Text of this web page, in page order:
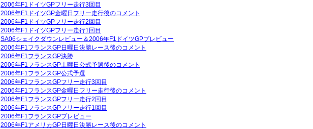
2006年F1ドイツGPフリー走行3回目
2006年F1ドイツGP金曜日フリー走行後のコメント
2006年F1ドイツGPフリー走行2回目
2006年F1ドイツGPフリー走行1回目
SA06シェイクダウンレビュー＆2006年F1ドイツGPプレビュー
2006年F1フランスGP日曜日決勝レース後のコメント
2006年F1フランスGP決勝
2006年F1フランスGP土曜日公式予選後のコメント
2006年F1フランスGP公式予選
2006年F1フランスGPフリー走行3回目
2006年F1フランスGP金曜日フリー走行後のコメント
2006年F1フランスGPフリー走行2回目
2006年F1フランスGPフリー走行1回目
2006年F1フランスGPプレビュー
2006年F1アメリカGP日曜日決勝レース後のコメント